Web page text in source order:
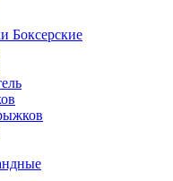
Боксерские